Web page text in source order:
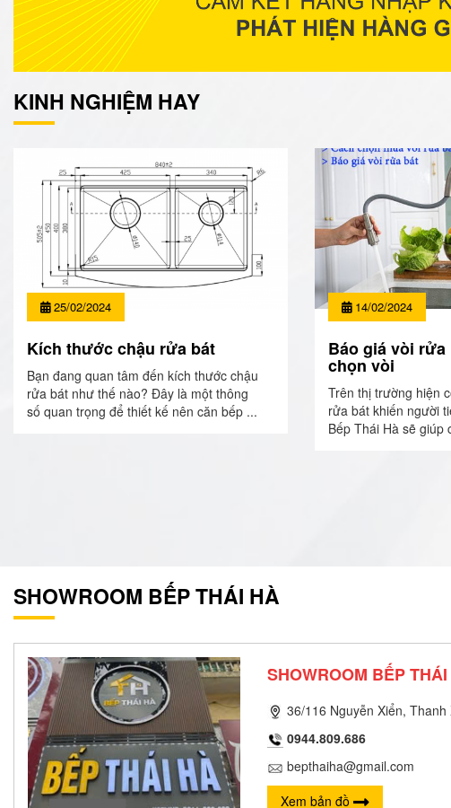
KINH NGHIỆM HAY
25/02/2024
Kích thước chậu rửa bát
Bạn đang quan tâm đến kích thước chậu
rửa bát như thế nào? Đây là một thông
số quan trọng để thiết kế nên căn bếp ...
14/02/2024
Báo giá vòi rửa
chọn vòi
Trên thị trường hiện
rửa bát khiến người
Bếp Thái Hà sẽ giúp
SHOWROOM BẾP THÁI HÀ
SHOWROOM BẾP
36/116 Nguyễn Xiển, Thanh
0944.809.686
bepthaiha@gmail.com
Xem bản đồ